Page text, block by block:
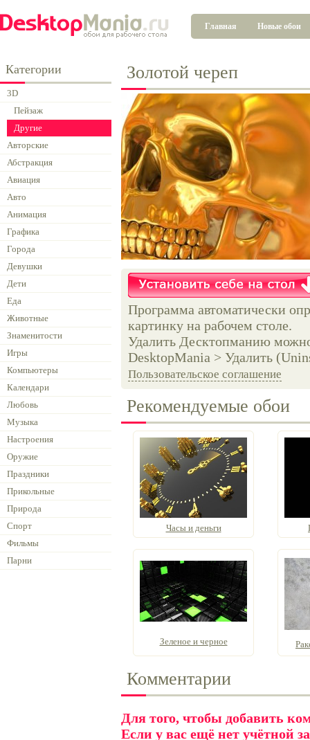
Главная Новые обои
Категории
3D
Пейзаж
Другие
Авторские
Абстракция
Авиация
Авто
Анимация
Графика
Города
Девушки
Дети
Еда
Животные
Знаменитости
Игры
Компьютеры
Календари
Любовь
Музыка
Настроения
Оружие
Праздники
Прикольные
Природа
Спорт
Фильмы
Парни
Золотой череп
Программа автоматически
картинку на рабочем столе.
Удалить Десктопманию
DesktopMania > Удалить
Пользовательское соглашение
Рекомендуемые обои
Часы и деньги
Зеленое и черное
Комментарии
Для того, чтобы добавить
Если у вас ещё нет учётной